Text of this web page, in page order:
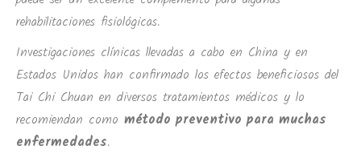
rehabilitaciones fisiológicas.
Investigaciones clínicas llevadas a cabo en China y en
Estados Unidos han confirmado los efectos beneficiosos del
Tai Chi Chuan en diversos tratamientos médicos y lo
recomiendan como método preventivo para muchas
enfermedades.